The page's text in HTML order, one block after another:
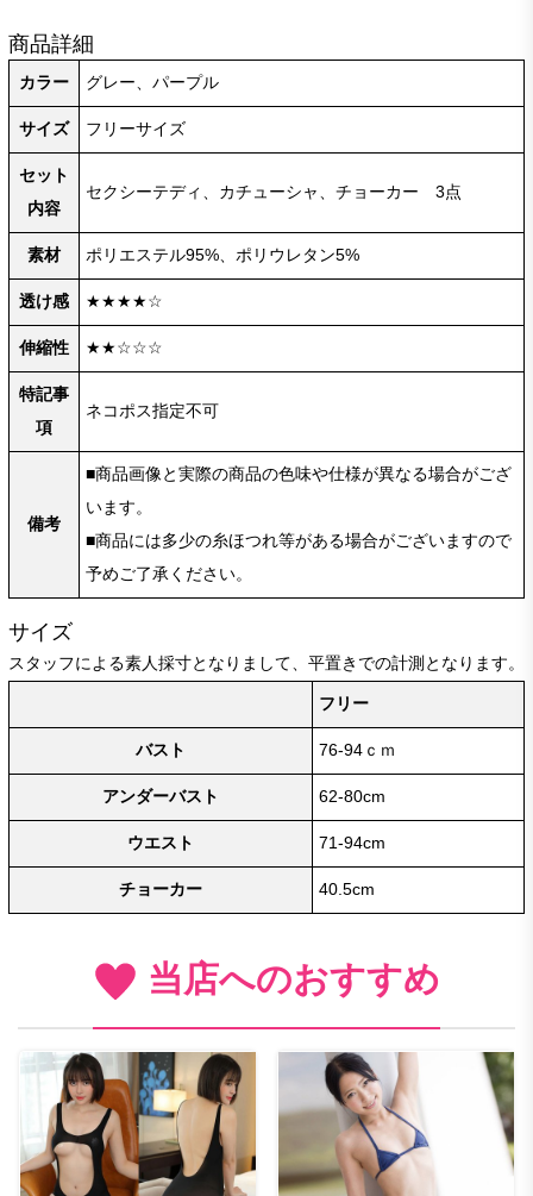
商品詳細
カラー グレー、パープル
サイズ フリーサイズ
セット
内容
セクシーテディ、カチューシャ、チョーカー 3点
素材 ポリエステル95%、ポリウレタン5%
透け感 ★★★★☆
伸縮性 ★★☆☆☆
特記事
項
ネコポス指定不可
備考
■商品画像と実際の商品の色味や仕様が異なる場合がござ
います。
■商品には多少の糸ほつれ等がある場合がございますので
予めご了承ください。
サイズ
スタッフによる素人採寸となりまして、平置きでの計測となります。
フリー
バスト 76-94ｃｍ
アンダーバスト 62-80cm
ウエスト 71-94cm
チョーカー 40.5cm
当店へのおすすめ